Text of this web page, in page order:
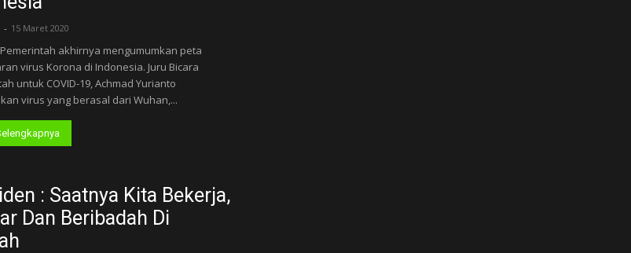
- 15 Maret 2020
Pemerintah akhirnya mengumumkan peta
virus Korona di Indonesia. Juru Bicara
untuk COVID-19, Achmad Yurianto
virus yang berasal dari Wuhan,...
: Saatnya Kita Bekerja,
Dan Beribadah Di